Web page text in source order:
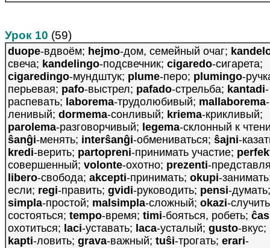
Урок 10 (59)
duope-вдвоём; hejmo-дом, семейный очаг;
свеча; kandelingo-подсвечник; cigaredo-сигарета;
cigaredingo-мундштук; plume-перо; plumingo-
перьевая; pafo-выстрел; pafado-стрельба; kantadi-
распевать; laborema-трудолюбивый; mallaborema-
ленивый; dormema-сонливый; kriema-крикливый;
parolema-разговорчивый; legema-склонный к
ŝanĝi-менять; interŝanĝi-обмениваться; ŝajni-
kredi-верить; partopreni-принимать участие;
совершенный; volonte-охотно; prezenti-
libero-свобода; akcepti-принимать; okupi-
если; regi-править; gvidi-руководить; pensi-думать;
simpla-простой; malsimpla-сложный; okazi-
состояться; tempo-время; timi-бояться, робеть;
охотиться; laci-уставать; laca-усталый; gusto-вкус;
kapti-ловить; grava-важный; tuŝi-трогать; erari-